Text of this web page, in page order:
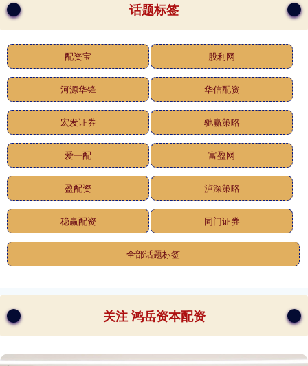
话题标签
配资宝 股利网
河源华锋 华信配资
宏发证券 驰赢策略
爱一配 富盈网
盈配资 泸深策略
稳赢配资 同门证券
全部话题标签
关注 鸿岳资本配资